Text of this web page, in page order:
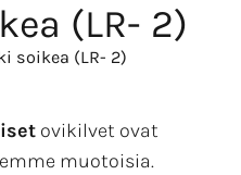
(LR- 2)
soikea (LR- 2)
ovikilvet ovat
muotoisia.